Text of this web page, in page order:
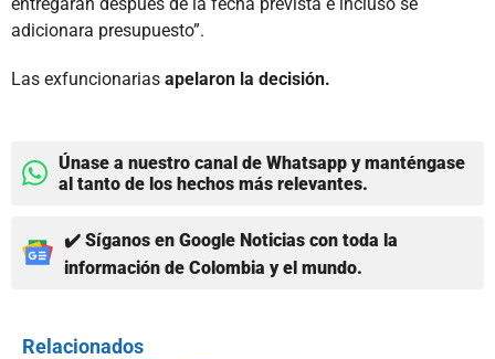
adicionara presupuesto”.
Las exfuncionarias apelaron la decisión.
Únase a nuestro canal de Whatsapp y manténgase
al tanto de los hechos más relevantes.
✔️ Síganos en Google Noticias con toda la
información de Colombia y el mundo.
Relacionados